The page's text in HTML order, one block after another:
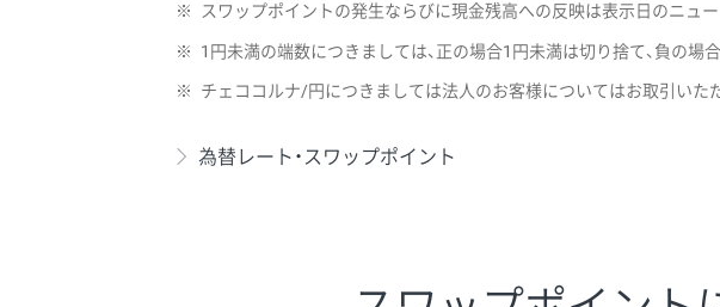
※ スワップポイントの発生ならびに現金残高への反映は表示日のニュ
※ 1円未満の端数につきましては、正の場合1円未満は切り捨て、負の場
※ チェココルナ/円につきましては法人のお客様についてはお取引いた
為替レート・スワップポイント